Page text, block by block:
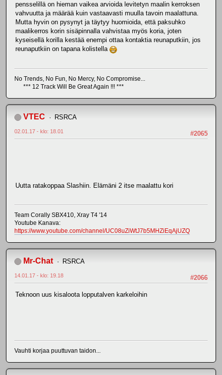
pensselillä on hieman vaikea arvioida levitetyn maalin kerroksen
vahvuutta ja määrää kuin vastaavasti muulla tavoin maalattuna.
Mutta hyvin on pysynyt ja täytyy huomioida, että paksuhko
maalikerros korin sisäpinnalla vahvistaa myös koria, joten
kyseisellä korilla kestää enempi ottaa kontaktia reunaputkiin, jos
reunaputkiin on tapana kolistella
No Trends, No Fun, No Mercy, No Compromise...
*** 12 Track Will Be Great Again !!! ***
VTEC RSRCA
#2065
02.01.17 - klo: 18.01
Uutta ratakoppaa Slashiin. Elämäni 2 itse maalattu kori
Team Corally SBX410, Xray T4 '14
Youtube Kanava:
https://www.youtube.com/channel/UC08uZiWtJ7b5MHZiEqAjUZQ
Mr-Chat RSRCA
#2066
14.01.17 - klo: 19.18
Teknoon uus kisaloota lopputalven karkeloihin
Vauhti korjaa puuttuvan taidon...